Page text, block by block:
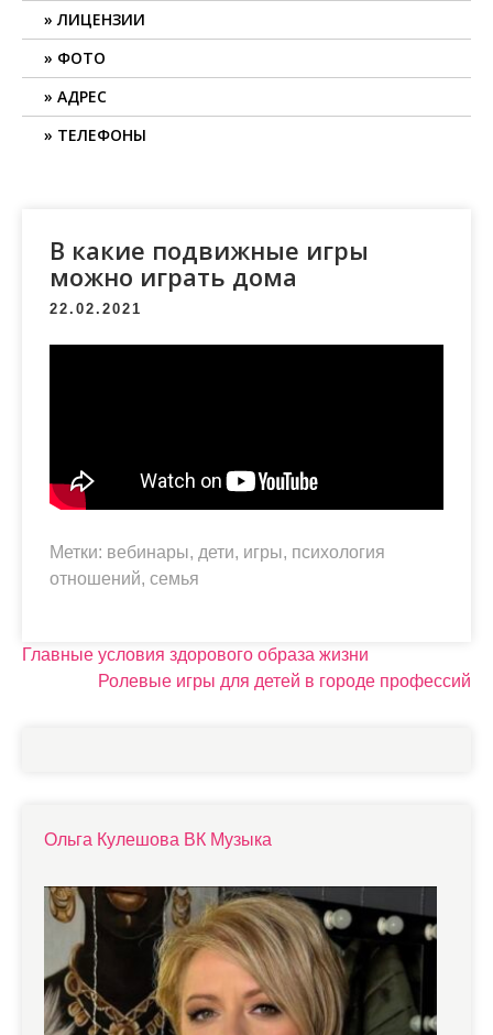
ЛИЦЕНЗИИ
ФОТО
АДРЕС
ТЕЛЕФОНЫ
В какие подвижные игры
можно играть дома
22.02.2021
Метки: вебинары, дети, игры, психология
отношений, семья
Н
Главные условия здорового образа жизни
Ролевые игры для детей в городе профессий
Ольга Кулешова ВК Музыка